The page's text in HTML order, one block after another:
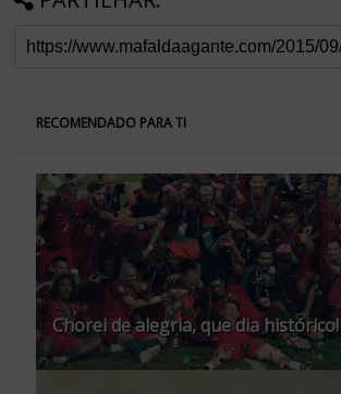
RECOMENDADO PARA TI
Chorei de alegria, que dia histórico!